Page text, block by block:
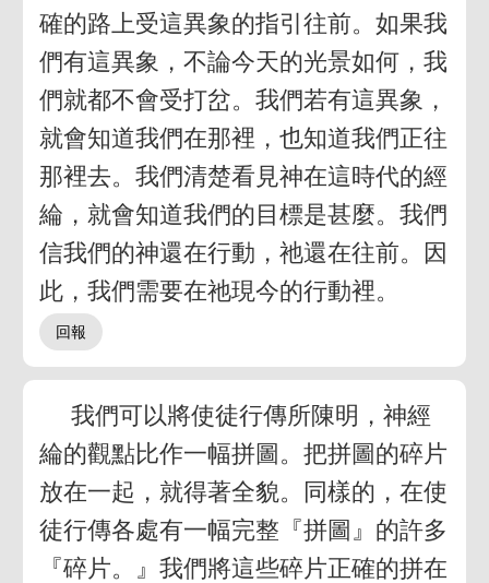
確的路上受這異象的指引往前。如果我
們有這異象，不論今天的光景如何，我
們就都不會受打岔。我們若有這異象，
就會知道我們在那裡，也知道我們正往
那裡去。我們清楚看見神在這時代的經
綸，就會知道我們的目標是甚麼。我們
信我們的神還在行動，祂還在往前。因
此，我們需要在祂現今的行動裡。
我們可以將使徒行傳所陳明，神經
綸的觀點比作一幅拼圖。把拼圖的碎片
放在一起，就得著全貌。同樣的，在使
徒行傳各處有一幅完整『拼圖』的許多
『碎片。』我們將這些碎片正確的拼在